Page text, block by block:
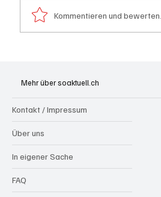
Kommentieren und bewerten...
Mehr über soaktuell.ch
Kontakt / Impressum
Über uns
In eigener Sache
FAQ